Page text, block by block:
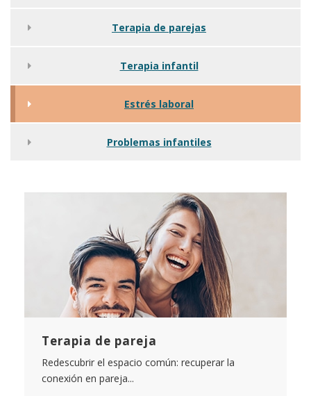
Terapia de parejas
Terapia infantil
Estrés laboral
Problemas infantiles
Terapia de pareja
Redescubrir el espacio común: recuperar la
conexión en pareja...